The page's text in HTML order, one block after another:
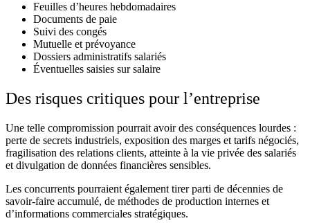
Feuilles d’heures hebdomadaires
Documents de paie
Suivi des congés
Mutuelle et prévoyance
Dossiers administratifs salariés
Éventuelles saisies sur salaire
Des risques critiques pour l’entreprise
Une telle compromission pourrait avoir des conséquences lourdes :
perte de secrets industriels, exposition des marges et tarifs négociés,
fragilisation des relations clients, atteinte à la vie privée des salariés
et divulgation de données financières sensibles.
Les concurrents pourraient également tirer parti de décennies de
savoir-faire accumulé, de méthodes de production internes et
d’informations commerciales stratégiques.